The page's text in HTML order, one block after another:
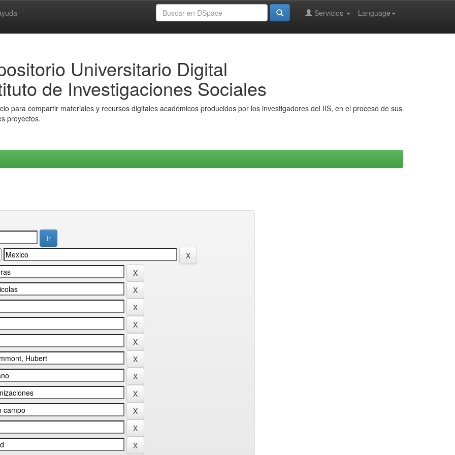
Language
Servicios
Universitario Digital
de Investigaciones Sociales
para compartir materiales y recursos digitales académicos producidos por los investigadores del IIS, en el proceso de sus
proyectos.